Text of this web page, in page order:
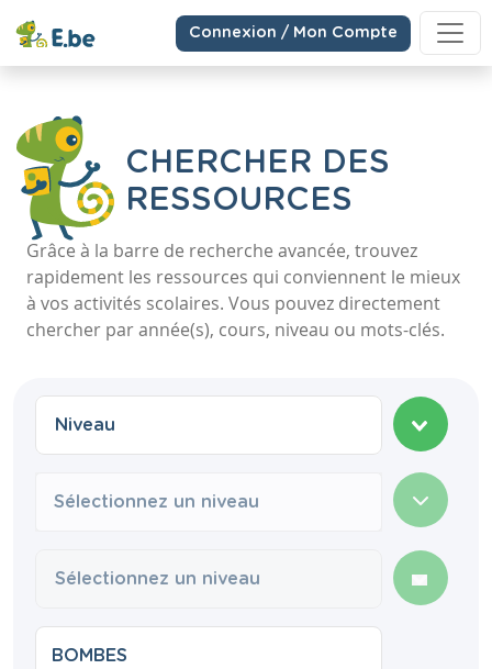
Connexion / Mon Compte
CHERCHER DES
RESSOURCES
Grâce à la barre de recherche avancée, trouvez
rapidement les ressources qui conviennent le mieux
à vos activités scolaires. Vous pouvez directement
chercher par année(s), cours, niveau ou mots-clés.
Sélectionnez un niveau